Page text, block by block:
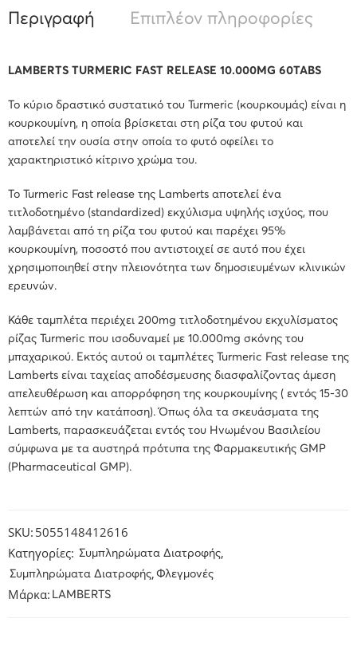
Περιγραφή Επιπλέον πληροφορίες
LAMBERTS TURMERIC FAST RELEASE 10.000MG 60TABS
Το κύριο δραστικό συστατικό του Turmeric (κουρκουμάς) είναι η
κουρκουμίνη, η οποία βρίσκεται στη ρίζα του φυτού και
αποτελεί την ουσία στην οποία το φυτό οφείλει το
χαρακτηριστικό κίτρινο χρώμα του.
Το Turmeric Fast release της Lamberts αποτελεί ένα
τιτλοδοτημένο (standardized) εκχύλισμα υψηλής ισχύος, που
λαμβάνεται από τη ρίζα του φυτού και παρέχει 95%
κουρκουμίνη, ποσοστό που αντιστοιχεί σε αυτό που έχει
χρησιμοποιηθεί στην πλειονότητα των δημοσιευμένων κλινικών
ερευνών.
Κάθε ταμπλέτα περιέχει 200mg τιτλοδοτημένου εκχυλίσματος
ρίζας Turmeric που ισοδυναμεί με 10.000mg σκόνης του
μπαχαρικού. Εκτός αυτού οι ταμπλέτες Turmeric Fast release της
Lamberts είναι ταχείας αποδέσμευσης διασφαλίζοντας άμεση
απελευθέρωση και απορρόφηση της κουρκουμίνης ( εντός 15-30
λεπτών από την κατάποση). Όπως όλα τα σκευάσματα της
Lamberts, παρασκευάζεται εντός του Ηνωμένου Βασιλείου
σύμφωνα με τα αυστηρά πρότυπα της Φαρμακευτικής GMP
(Pharmaceutical GMP).
SKU: 5055148412616
Κατηγορίες: Συμπληρώματα Διατροφής,
Συμπληρώματα Διατροφής, Φλεγμονές
Μάρκα: LAMBERTS